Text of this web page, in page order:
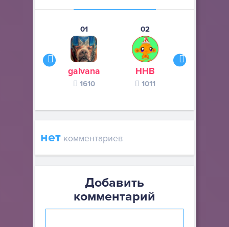
01
galvana
1610
02
ННВ
1011
нет комментариев
Добавить
комментарий